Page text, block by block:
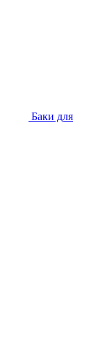
Баки для